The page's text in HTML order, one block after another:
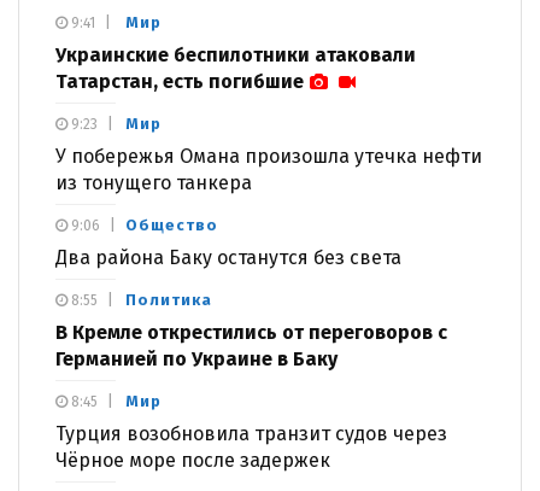
Мир
Украинские беспилотники атаковали
Татарстан, есть погибшие
9:41
Мир
У побережья Омана произошла утечка нефти
из тонущего танкера
9:23
Общество
Два района Баку останутся без света
9:06
Политика
В Кремле открестились от переговоров с
Германией по Украине в Баку
8:55
Мир
Турция возобновила транзит судов через
Чёрное море после задержек
8:45